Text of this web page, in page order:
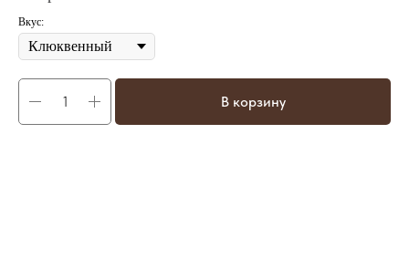
Вкус:
В корзину